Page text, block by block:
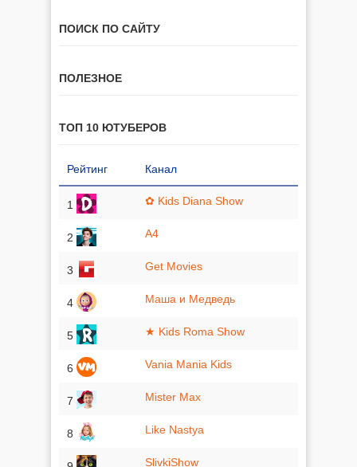
ПОИСК ПО САЙТУ
ПОЛЕЗНОЕ
ТОП 10 ЮТУБЕРОВ
Рейтинг Канал
1 ✿ Kids Diana Show
2 A4
3 Get Movies
4 Маша и Медведь
5 ★ Kids Roma Show
6 Vania Mania Kids
7 Mister Max
8 Like Nastya
SlivkiShow